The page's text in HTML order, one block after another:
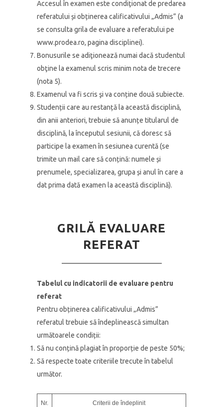
Accesul în examen este condiţionat de predarea
referatului și obținerea calificativului „Admis” (a
se consulta grila de evaluare a referatului pe
www.prodea.ro, pagina disciplinei).
Bonusurile se adiţionează numai dacă studentul
obţine la examenul scris minim nota de trecere
(nota 5).
Examenul va fi scris şi va conține două subiecte.
Studenții care au restanță la această disciplină,
din anii anteriori, trebuie să anunțe titularul de
disciplină, la începutul sesiunii, că doresc să
participe la examen în sesiunea curentă (se
trimite un mail care să conțină: numele și
prenumele, specializarea, grupa și anul în care a
dat prima dată examen la această disciplină).
GRILĂ EVALUARE
REFERAT
Tabelul cu indicatorii de evaluare pentru
referat
Pentru obținerea calificativului „Admis”
referatul trebuie să îndeplinească simultan
următoarele condiții:
Să nu conțină plagiat în proporție de peste 50%;
Să respecte toate criteriile trecute în tabelul
următor.
Nr.
Criterii de îndeplinit